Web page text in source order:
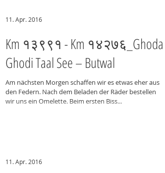
Km १३९९१ - Km १४२७६_Ghoda
Ghodi Taal See – Butwal
Am nächsten Morgen schaffen wir es etwas eher aus
den Federn. Nach dem Beladen der Räder bestellen
wir uns ein Omelette. Beim ersten Biss...
11. Apr. 2016
11. Apr. 2016